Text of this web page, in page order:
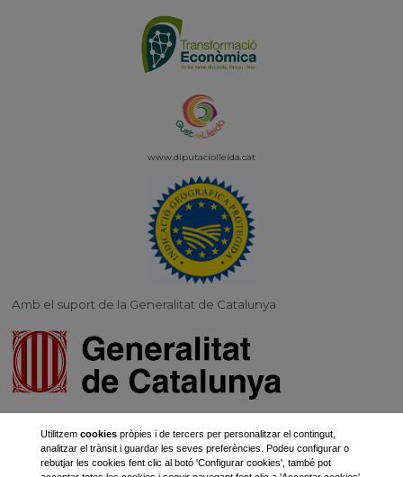
www.diputaciolleida.cat
Amb el suport de la Generalitat de Catalunya
Utilitzem cookiespròpies i de tercers per personalitzar el contingut,
analitzar el trànsit i guardar les seves preferències. Podeu configurar o
rebutjar les cookies fent clic al botó 'Configurar cookies', també pot